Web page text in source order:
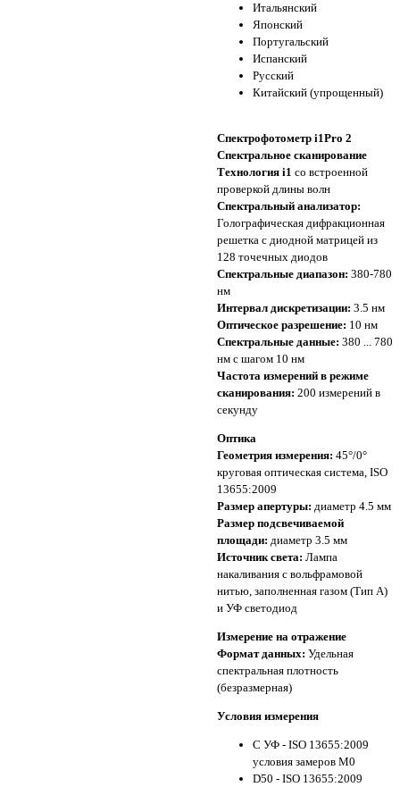
Итальянский
Японский
Португальский
Испанский
Русский
Китайский (упрощенный)
Спектрофотометр i1Pro 2
Спектральное сканирование
Технология i1 со встроенной
проверкой длины волн
Спектральный анализатор:
Голографическая дифракционная
решетка с диодной матрицей из
128 точечных диодов
Спектральные диапазон: 380-780
нм
Интервал дискретизации: 3.5 нм
Оптическое разрешение: 10 нм
Спектральные данные: 380 ... 780
нм с шагом 10 нм
Частота измерений в режиме
сканирования: 200 измерений в
секунду
Оптика
Геометрия измерения: 45°/0°
круговая оптическая система, ISO
13655:2009
Размер апертуры: диаметр 4.5 мм
Размер подсвечиваемой
площади: диаметр 3.5 мм
Источник света: Лампа
накаливания с вольфрамовой
нитью, заполненная газом (Тип А)
и УФ светодиод
Измерение на отражение
Формат данных: Удельная
спектральная плотность
(безразмерная)
Условия измерения
С УФ - ISO 13655:2009
условия замеров M0
D50 - ISO 13655:2009